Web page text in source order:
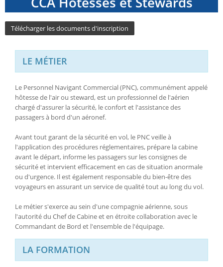
Télécharger les documents d'inscription
LE MÉTIER
Le Personnel Navigant Commercial (PNC), communément appelé
hôtesse de l'air ou steward, est un professionnel de l'aérien
chargé d'assurer la sécurité, le confort et l'assistance des
passagers à bord d'un aéronef.
Avant tout garant de la sécurité en vol, le PNC veille à
l'application des procédures réglementaires, prépare la cabine
avant le départ, informe les passagers sur les consignes de
sécurité et intervient efficacement en cas de situation anormale
ou d'urgence. Il est également responsable du bien-être des
voyageurs en assurant un service de qualité tout au long du vol.
Le métier s'exerce au sein d'une compagnie aérienne, sous
l'autorité du Chef de Cabine et en étroite collaboration avec le
Commandant de Bord et l'ensemble de l'équipage.
LA FORMATION